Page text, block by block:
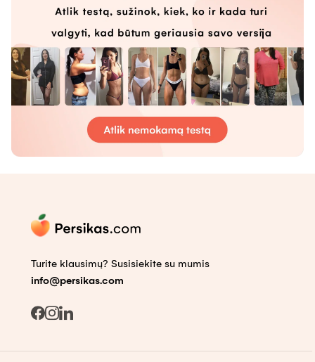
Turite klausimų? Susisiekite su mumis
info@persikas.com